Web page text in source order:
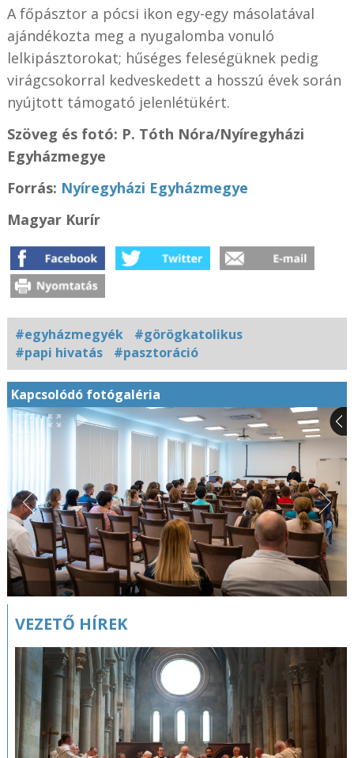
A főpásztor a pócsi ikon egy-egy másolatával
ajándékozta meg a nyugalomba vonuló
lelkipásztorokat; hűséges feleségüknek pedig
virágcsokorral kedveskedett a hosszú évek során
nyújtott támogató jelenlétükért.
Szöveg és fotó: P. Tóth Nóra/Nyíregyházi
Egyházmegye
Forrás: Nyíregyházi Egyházmegye
Magyar Kurír
#egyházmegyék
#görögkatolikus
#papi hivatás
#pasztoráció
Kapcsolódó fotógaléria
VEZETŐ HÍREK